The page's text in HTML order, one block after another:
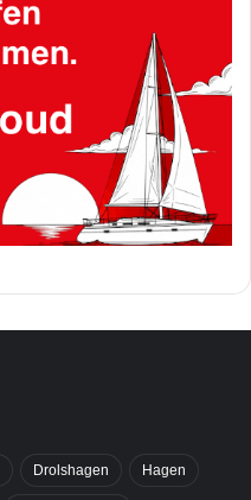
Drolshagen Hagen